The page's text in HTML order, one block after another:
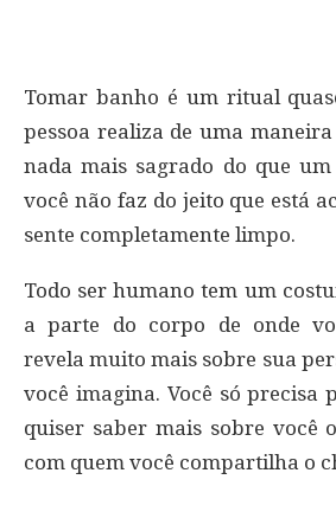
Tomar banho é um ritual
pessoa realiza de uma
nada mais sagrado do que
você não faz do jeito que está
sente completamente limpo.
Todo ser humano tem um
a parte do corpo de onde
revela muito mais sobre sua
você imagina. Você só precisa
quiser saber mais sobre você
com quem você compartilha o